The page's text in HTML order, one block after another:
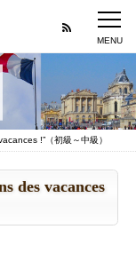
!”（初級～中級）
des vacances